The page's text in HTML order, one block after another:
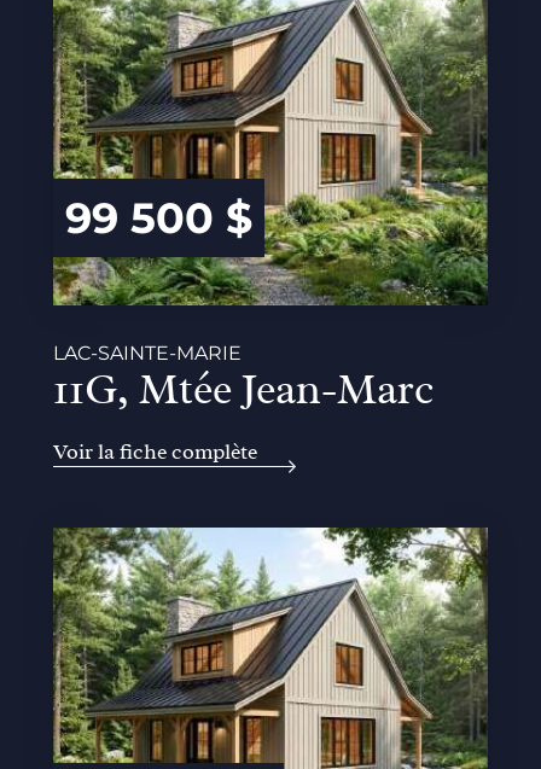
99 500 $
LAC-SAINTE-MARIE
11G, Mtée Jean-Marc
Voir la fiche complète